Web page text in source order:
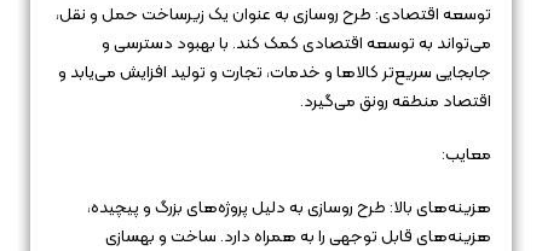
توسعه اقتصادی: طرح روسازی به عنوان یک زیرساخت حمل و نقل،
می‌تواند به توسعه اقتصادی کمک کند. با بهبود دسترسی و
جابجایی سریع‌تر کالاها و خدمات، تجارت و تولید افزایش می‌یابد و
اقتصاد منطقه رونق می‌گیرد.
معایب:
هزینه‌های بالا: طرح روسازی به دلیل پروژه‌های بزرگ و پیچیده،
هزینه‌های قابل توجهی را به همراه دارد. ساخت و بهسازی